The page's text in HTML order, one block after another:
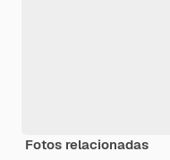
Fotos relacionadas